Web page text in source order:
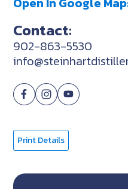
Contact:
902-863-5530
Print Details